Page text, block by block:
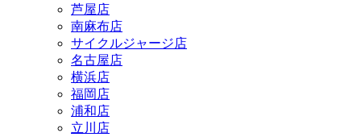
芦屋店
南麻布店
サイクルジャージ店
名古屋店
横浜店
福岡店
浦和店
立川店